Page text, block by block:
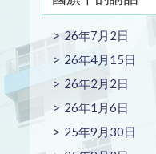
26年7月2日
26年4月15日
26年2月2日
26年1月6日
25年9月30日